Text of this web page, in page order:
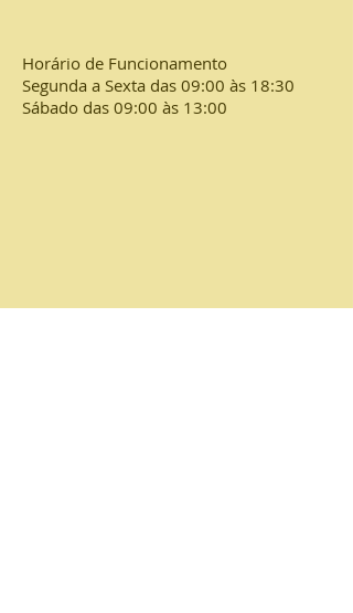
Horário de Funcionamento
Segunda a Sexta das 09:00 às 18:30
Sábado das 09:00 às 13:00